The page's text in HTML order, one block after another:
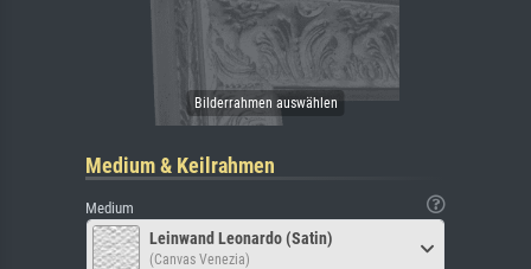
Medium & Keilrahmen
Medium
Leinwand Leonardo (Satin)
(Canvas Venezia)